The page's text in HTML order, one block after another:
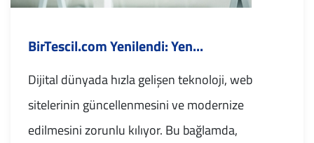
BirTescil.com Yenilendi: Yen...
Dijital dünyada hızla gelişen teknoloji, web
sitelerinin güncellenmesini ve modernize
edilmesini zorunlu kılıyor. Bu bağlamda,